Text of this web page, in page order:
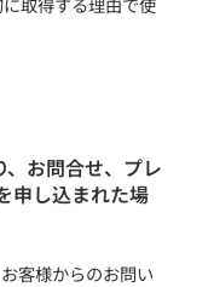
お問合せ、プレ
申し込まれた場
客様からのお問い